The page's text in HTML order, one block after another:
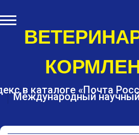
k
i
n
n
Международный
в каталоге «Почта